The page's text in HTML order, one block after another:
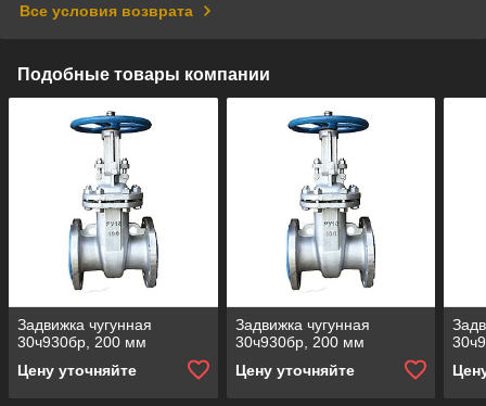
Все условия возврата
Подобные товары компании
Задвижка чугунная
30ч930бр, 200 мм
Цену уточняйте
Задвижка чугунная
30ч930бр, 200 мм
Цену уточняйте